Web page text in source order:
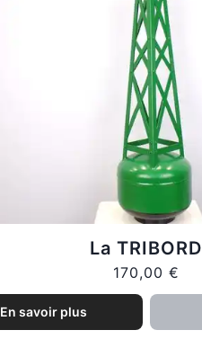
La TRIBORD
170,00 €
En savoir plus